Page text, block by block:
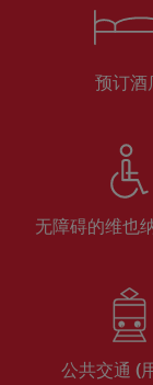
预订酒
无障碍的维也
公共交通 (